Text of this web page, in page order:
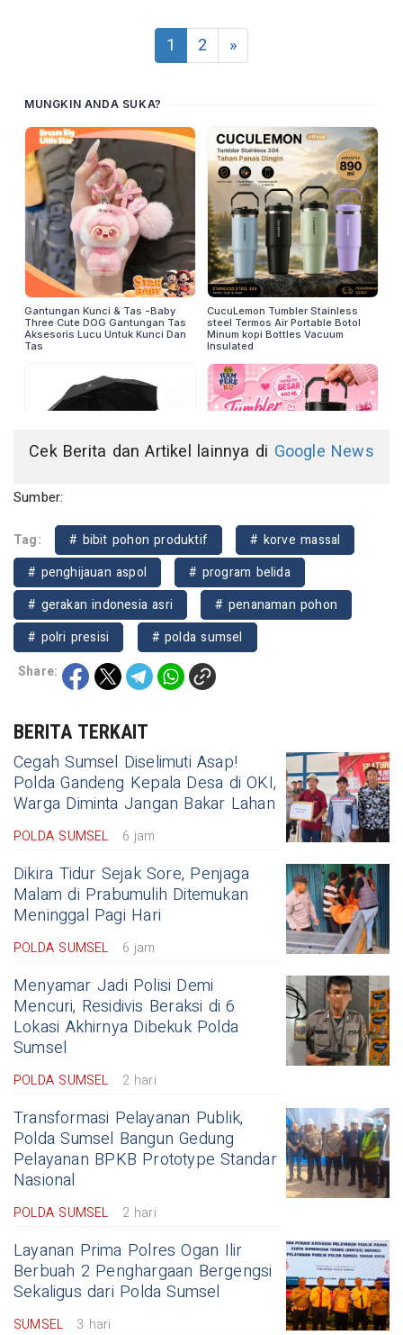
1 2 »
Cek Berita dan Artikel lainnya di Google News
Sumber:
Tag: # bibit pohon produktif
# korve massal
# penghijauan aspol
# program belida
# gerakan indonesia asri
# penanaman pohon
# polri presisi
# polda sumsel
Share:
BERITA TERKAIT
Cegah Sumsel Diselimuti Asap!
Polda Gandeng Kepala Desa di OKI,
Warga Diminta Jangan Bakar Lahan
POLDA SUMSEL 6 jam
Dikira Tidur Sejak Sore, Penjaga
Malam di Prabumulih Ditemukan
Meninggal Pagi Hari
POLDA SUMSEL 6 jam
Menyamar Jadi Polisi Demi
Mencuri, Residivis Beraksi di 6
Lokasi Akhirnya Dibekuk Polda
Sumsel
POLDA SUMSEL 2 hari
Transformasi Pelayanan Publik,
Polda Sumsel Bangun Gedung
Pelayanan BPKB Prototype Standar
Nasional
POLDA SUMSEL 2 hari
Layanan Prima Polres Ogan Ilir
Berbuah 2 Penghargaan Bergengsi
Sekaligus dari Polda Sumsel
SUMSEL 3 hari